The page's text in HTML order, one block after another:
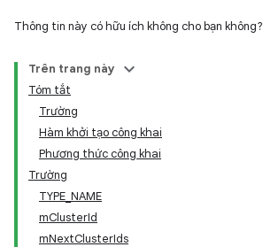
Thông tin này có hữu ích không cho bạn không?
Trên trang này
Tóm tắt
Trường
Hàm khởi tạo công khai
Phương thức công khai
Trường
TYPE_NAME
mClusterId
mNextClusterIds